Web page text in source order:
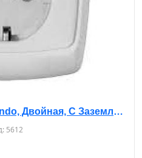
РОЗЕТКА Schneider Rondo, Двойная, С Заземлением, с/у, RS16-756
5612